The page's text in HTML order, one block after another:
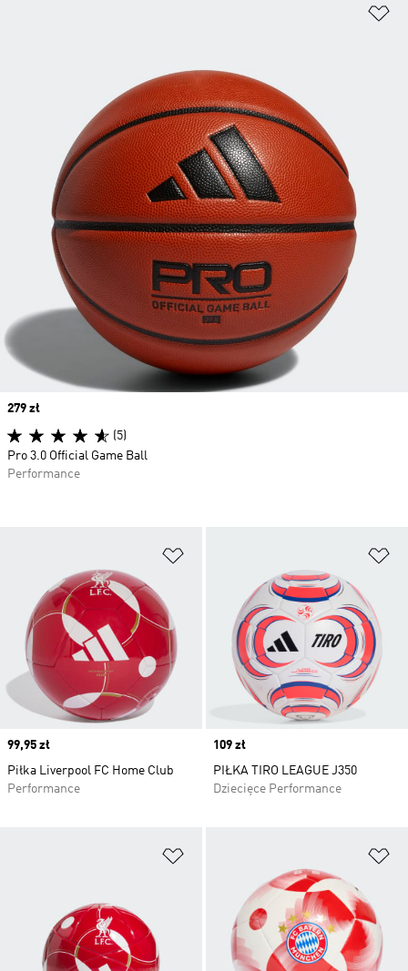
Price
99,95 zł
Piłka Liverpool FC Home Club
Performance
Price
109 zł
PIŁKA TIRO LEAGUE J350
Dziecięce Performance
Price
279 zł
(5)
Pro 3.0 Official Game Ball
Performance